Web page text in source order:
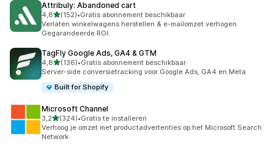
Attribuly: Abandoned cart
4,8van 5 sterren
(152)
152 recensies in totaal
•Gratis abonnement beschikbaar
Verlaten winkelwagens herstellen & e-mailomzet verhogen.
Gegarandeerde ROI.
TagFly Google Ads, GA4 & GTM
4,8van 5 sterren
(136)
136 recensies in totaal
•Gratis abonnement beschikbaar
Server-side conversietracking voor Google Ads, GA4 en Meta
Built for Shopify
Microsoft Channel
3,2van 5 sterren
(324)
324 recensies in totaal
•Gratis te installeren
Verhoog je omzet met productadvertenties op het Microsoft Search
Network.